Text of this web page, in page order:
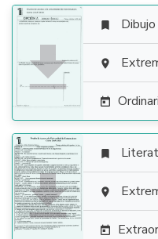







